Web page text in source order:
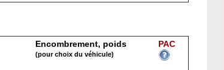
Encombrement, poids
(pour choix du véhicule)
PAC